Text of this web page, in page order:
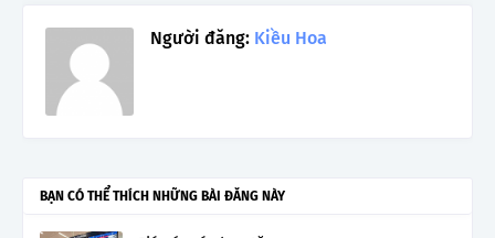
Người đăng: Kiều Hoa
BẠN CÓ THỂ THÍCH NHỮNG BÀI ĐĂNG NÀY